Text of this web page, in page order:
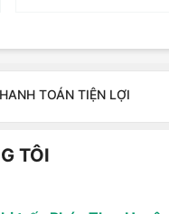
TOÁN TIỆN LỢI
TÔI